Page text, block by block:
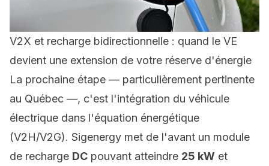
V2X et recharge bidirectionnelle : quand le VE
devient une extension de votre réserve d'énergie
La prochaine étape — particulièrement pertinente
au Québec —, c'est l'intégration du véhicule
électrique dans l'équation énergétique
(V2H/V2G). Sigenergy met de l'avant un module
de recharge DC pouvant atteindre 25 kW et